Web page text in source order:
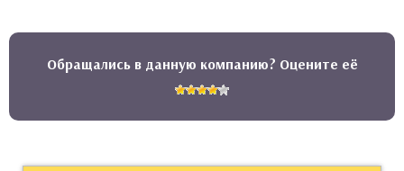
Обращались в данную компанию? Оцените её